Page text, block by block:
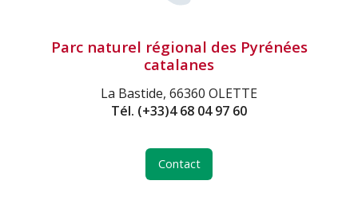
Parc naturel régional des Pyrénées
catalanes
La Bastide, 66360 OLETTE
Tél. (+33)4 68 04 97 60
Contact